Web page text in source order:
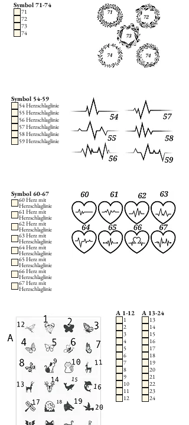
Symbol 71-74
71
72
73
74
Symbol 54-59
54 Herzschlaglinie
55 Herzschlaglinie
56 Herzschlaglinie
57 Herzschlaglinie
58 Herzschlaglinie
59 Herzschlaglinie
Symbol 60-67
60 Herz mit
Herzschlaglinie
61 Herz mit
Herzschlaglinie
62 Herz mit
Herzschlaglinie
63 Herz mit
Herzschlaglinie
64 Herz mit
Herzschlaglinie
65 Herz mit
Herzschlaglinie
66 Herz mit
Herzschlaglinie
67 Herz mit
Herzschlaglinie
A 1-12
1
2
3
4
5
6
7
8
9
10
11
12
A 13-24
13
14
15
16
17
18
19
20
21
22
23
24